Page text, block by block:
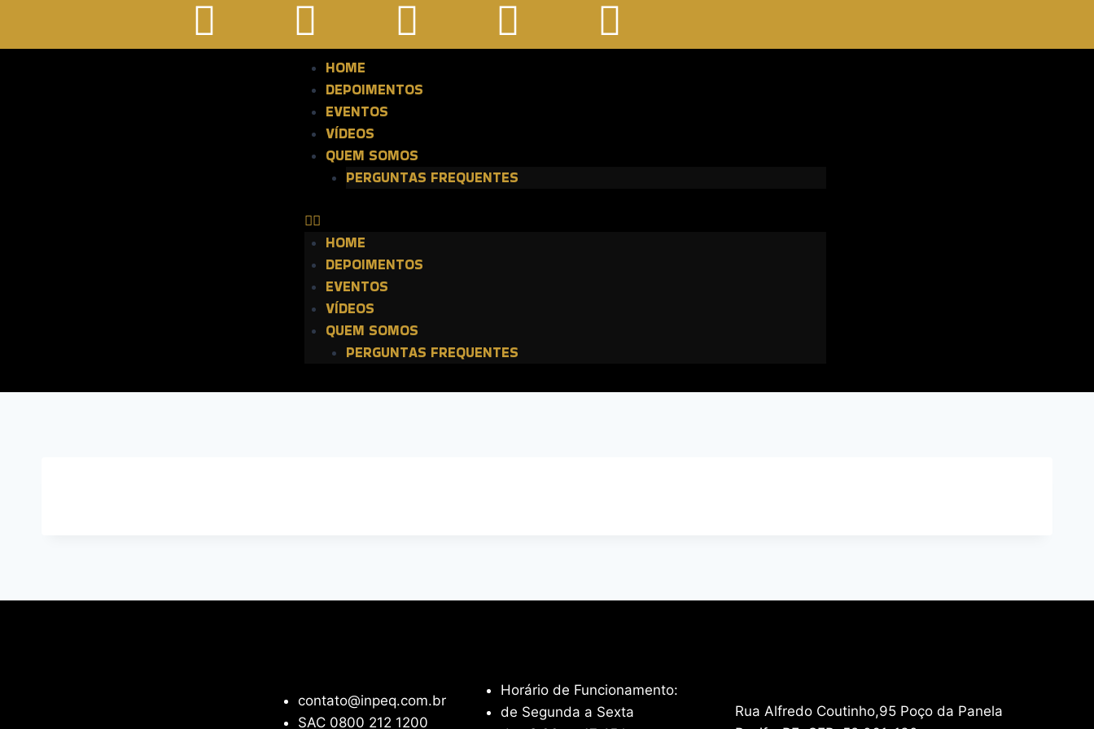
HOME
DEPOIMENTOS
EVENTOS
VÍDEOS
QUEM SOMOS
PERGUNTAS FREQUENTES
HOME
DEPOIMENTOS
EVENTOS
VÍDEOS
QUEM SOMOS
PERGUNTAS FREQUENTES
contato@inpeq.com.br
SAC 0800 212 1200
Horário de Funcionamento:
de Segunda a Sexta
Rua Alfredo Coutinho,95 Poço da Panela